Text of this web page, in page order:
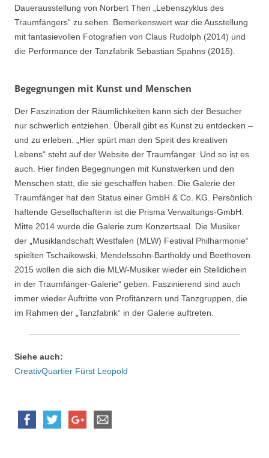
Dauerausstellung von Norbert Then „Lebenszyklus des
Traumfängers“ zu sehen. Bemerkenswert war die Ausstellung
mit fantasievollen Fotografien von Claus Rudolph (2014) und
die Performance der Tanzfabrik Sebastian Spahns (2015).
Begegnungen mit Kunst und Menschen
Der Faszination der Räumlichkeiten kann sich der Besucher
nur schwerlich entziehen. Überall gibt es Kunst zu entdecken –
und zu erleben. „Hier spürt man den Spirit des kreativen
Lebens“ steht auf der Website der Traumfänger. Und so ist es
auch. Hier finden Begegnungen mit Kunstwerken und den
Menschen statt, die sie geschaffen haben. Die Galerie der
Traumfänger hat den Status einer GmbH & Co. KG. Persönlich
haftende Gesellschafterin ist die Prisma Verwaltungs-GmbH.
Mitte 2014 wurde die Galerie zum Konzertsaal. Die Musiker
der „Musiklandschaft Westfalen (MLW) Festival Philharmonie“
spielten Tschaikowski, Mendelssohn-Bartholdy und Beethoven.
2015 wollen die sich die MLW-Musiker wieder ein Stelldichein
in der Traumfänger-Galerie“ geben. Faszinierend sind auch
immer wieder Auftritte von Profitänzern und Tanzgruppen, die
im Rahmen der „Tanzfabrik“ in der Galerie auftreten.
Siehe auch:
CreativQuartier Fürst Leopold